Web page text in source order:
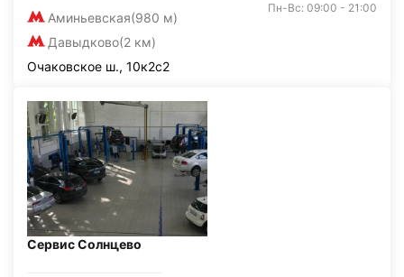
Аминьевская(980 м)
Давыдково(2 км)
Пн-Вс: 09:00 - 21:00
Очаковское ш., 10к2с2
Сервис Солнцево